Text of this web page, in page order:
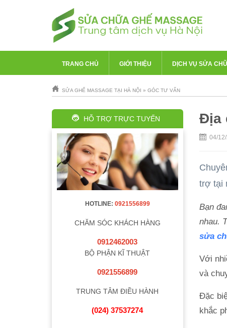
TRANG CHỦ GIỚI THIỆU DỊCH VỤ SỬA
SỬA GHẾ MASSAGE TẠI HÀ NỘI » GÓC TƯ VẤN
HỖ TRỢ TRỰC TUYẾN
HOTLINE: 0921556899
CHĂM SÓC KHÁCH HÀNG
0912462003
BỘ PHẬN KĨ THUẬT
0921556899
TRUNG TÂM ĐIỀU HÀNH
(024) 37537274
Địa
04/
trợ tại
Bạn
nhau.
sửa
Với
và
Đặc
khắc